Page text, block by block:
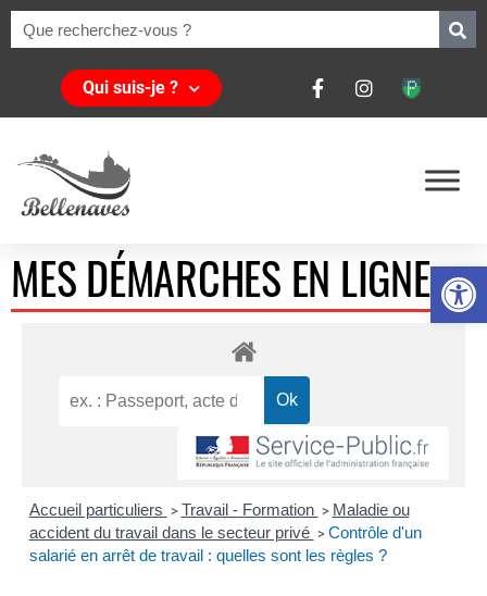
Ouvrir
Qui suis-je ?
MES DÉMARCHES EN LIGNE
Accueil particuliers > Travail - Formation > Maladie ou
accident du travail dans le secteur privé > Contrôle d'un
salarié en arrêt de travail : quelles sont les règles ?